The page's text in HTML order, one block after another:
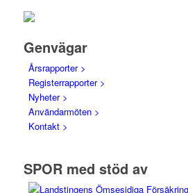
Genvägar
Årsrapporter >
Registerrapporter >
Nyheter >
Användarmöten >
Kontakt >
SPOR med stöd av